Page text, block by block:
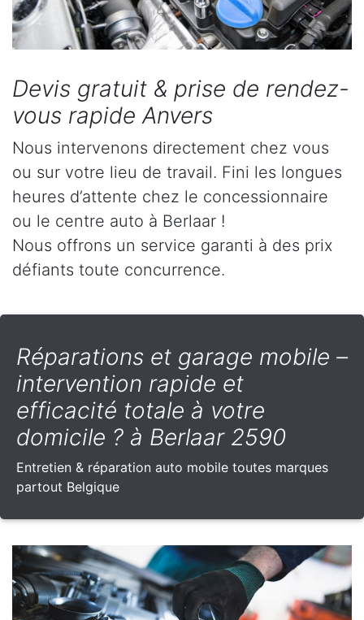
Devis gratuit & prise de rendez-
vous rapide Anvers
Nous intervenons directement chez vous
ou sur votre lieu de travail. Fini les longues
heures d’attente chez le concessionnaire
ou le centre auto à Berlaar !
Nous offrons un service garanti à des prix
défiants toute concurrence.
Réparations et garage mobile –
intervention rapide et
efficacité totale à votre
domicile ? à Berlaar 2590
Entretien & réparation auto mobile toutes marques
partout Belgique